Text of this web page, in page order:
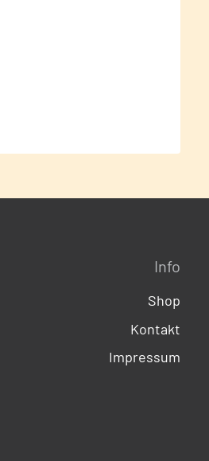
Info
Shop
Kontakt
Impressum